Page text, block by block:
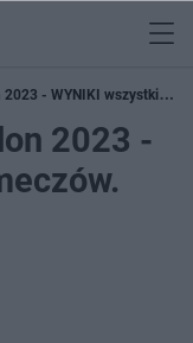
2023 - WYNIKI wszystkich
2023 -